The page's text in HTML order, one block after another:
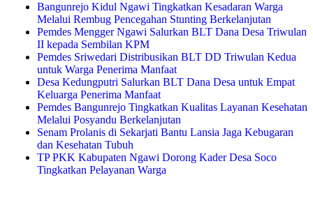
Bangunrejo Kidul Ngawi Tingkatkan Kesadaran Warga
Melalui Rembug Pencegahan Stunting Berkelanjutan
Pemdes Mengger Ngawi Salurkan BLT Dana Desa Triwulan
II kepada Sembilan KPM
Pemdes Sriwedari Distribusikan BLT DD Triwulan Kedua
untuk Warga Penerima Manfaat
Desa Kedungputri Salurkan BLT Dana Desa untuk Empat
Keluarga Penerima Manfaat
Pemdes Bangunrejo Tingkatkan Kualitas Layanan Kesehatan
Melalui Posyandu Berkelanjutan
Senam Prolanis di Sekarjati Bantu Lansia Jaga Kebugaran
dan Kesehatan Tubuh
TP PKK Kabupaten Ngawi Dorong Kader Desa Soco
Tingkatkan Pelayanan Warga